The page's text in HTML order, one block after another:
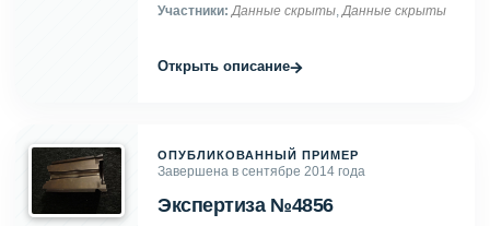
Участники: Данные скрыты Данные скрыты
Открыть описание→
ОПУБЛИКОВАННЫЙ ПРИМЕР
Завершена в сентябре 2014 года
Экспертиза №4856